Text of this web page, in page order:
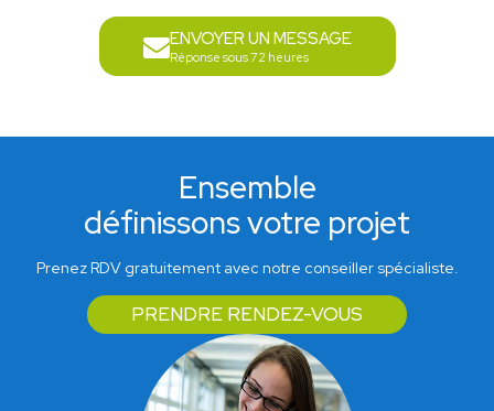
ENVOYER UN MESSAGE
Réponse sous 72 heures
Ensemble
définissons votre projet
Prenez RDV gratuitement avec notre conseiller spécialiste.
PRENDRE RENDEZ-VOUS